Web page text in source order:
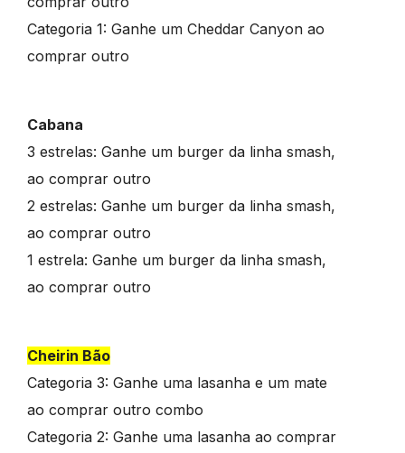
Categoria 1: Ganhe um Cheddar Canyon ao
comprar outro
Cabana
3 estrelas: Ganhe um burger da linha smash,
ao comprar outro
2 estrelas: Ganhe um burger da linha smash,
ao comprar outro
1 estrela: Ganhe um burger da linha smash,
ao comprar outro
Cheirin Bão
Categoria 3: Ganhe uma lasanha e um mate
ao comprar outro combo
Categoria 2: Ganhe uma lasanha ao comprar